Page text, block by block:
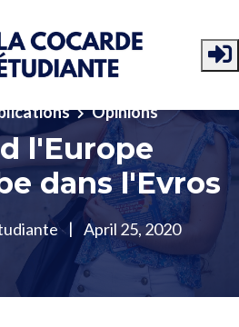
Opinions
l'Europe
dans l'Evros
| April 25, 2020